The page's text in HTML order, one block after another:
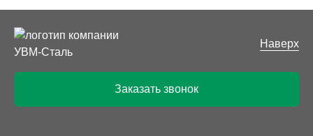
Наверх
Заказать звонок